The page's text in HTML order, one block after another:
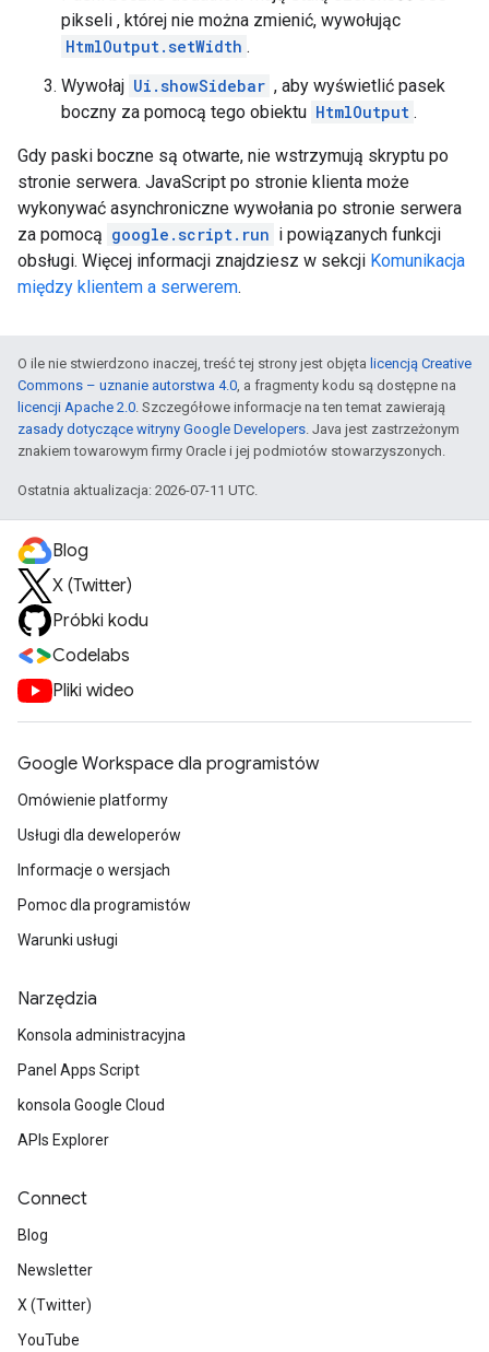
pikseli , której nie można zmienić, wywołując
HtmlOutput.setWidth .
Wywołaj Ui.showSidebar , aby wyświetlić pasek
boczny za pomocą tego obiektu HtmlOutput .
Gdy paski boczne są otwarte, nie wstrzymują skryptu po
stronie serwera. JavaScript po stronie klienta może
wykonywać asynchroniczne wywołania po stronie serwera
za pomocą google.script.run i powiązanych funkcji
obsługi. Więcej informacji znajdziesz w sekcji Komunikacja
między klientem a serwerem.
O ile nie stwierdzono inaczej, treść tej strony jest objęta licencją Creative
Commons – uznanie autorstwa 4.0, a fragmenty kodu są dostępne na
licencji Apache 2.0. Szczegółowe informacje na ten temat zawierają
zasady dotyczące witryny Google Developers. Java jest zastrzeżonym
znakiem towarowym firmy Oracle i jej podmiotów stowarzyszonych.
Ostatnia aktualizacja: 2026-07-11 UTC.
Blog
X (Twitter)
Próbki kodu
Codelabs
Pliki wideo
Google Workspace dla programistów
Omówienie platformy
Usługi dla deweloperów
Informacje o wersjach
Pomoc dla programistów
Warunki usługi
Narzędzia
Konsola administracyjna
Panel Apps Script
konsola Google Cloud
APIs Explorer
Connect
Blog
Newsletter
X (Twitter)
YouTube